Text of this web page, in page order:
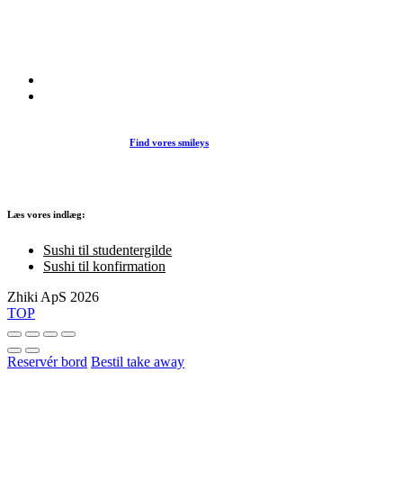
Find vores smileys
Læs vores indlæg:
Sushi til studentergilde
Sushi til konfirmation
Zhiki ApS 2026
TOP
Reservér bord Bestil take away